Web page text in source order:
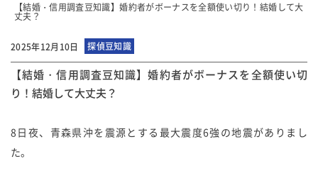
【結婚・信用調査豆知識】婚約者がボーナスを全額使い切り！結婚して大
丈夫？
2025年12月10日 探偵豆知識
【結婚・信用調査豆知識】婚約者がボーナスを全額使い切
り！結婚して大丈夫？
8日夜、青森県沖を震源とする最大震度6強の地震がありまし
た。